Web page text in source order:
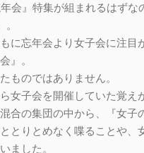
会』特集が組まれるはず
に忘年会より女子会に注目
』。
ものではありません。
女子会を開催していた覚え
合の集団の中から、『女
とりとめなく喋ることや
ました。